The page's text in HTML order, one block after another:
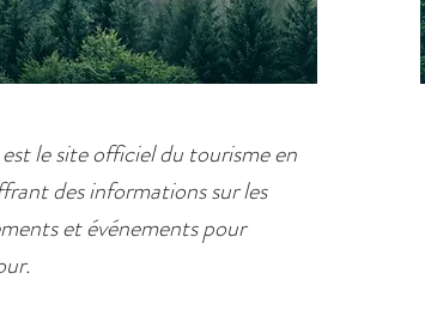
le site officiel du tourisme en
des informations sur les
et événements pour